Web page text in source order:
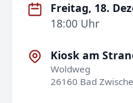
Freitag, 18.
18:00 Uhr
Kiosk am
Woldweg
26160 Bad